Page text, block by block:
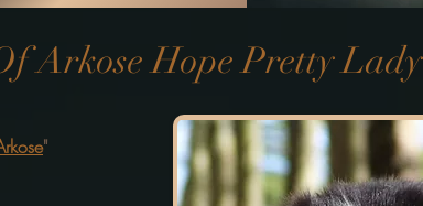
Arkose Hope Pretty Lady
"